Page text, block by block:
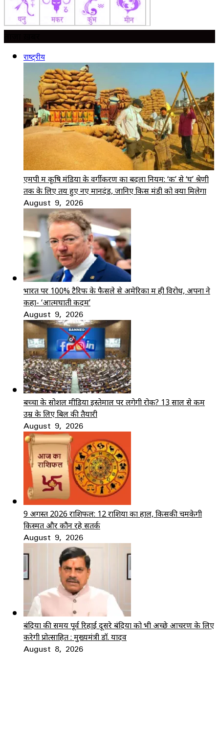
राष्ट्रीय
एमपी में कृषि मंडियों के वर्गीकरण का बदला नियम: ‘क’ से ‘घ’ श्रेणी
तक के लिए तय हुए नए मानदंड, जानिए किस मंडी को क्या मिलेगा
August 9, 2026
भारत पर 100% टैरिफ के फैसले से अमेरिका में ही विरोध, अपनों ने
कहा- ‘आत्मघाती कदम’
August 9, 2026
बच्चों के सोशल मीडिया इस्तेमाल पर लगेगी रोक? 13 साल से कम
उम्र के लिए बिल की तैयारी
August 9, 2026
9 अगस्त 2026 राशिफल: 12 राशियों का हाल, किसकी चमकेगी
किस्मत और कौन रहे सतर्क
August 9, 2026
बंदियों की समय पूर्व रिहाई दूसरे बंदियों को भी अच्छे आचरण के लिए
करेगी प्रोत्साहित : मुख्यमंत्री डॉ. यादव
August 8, 2026